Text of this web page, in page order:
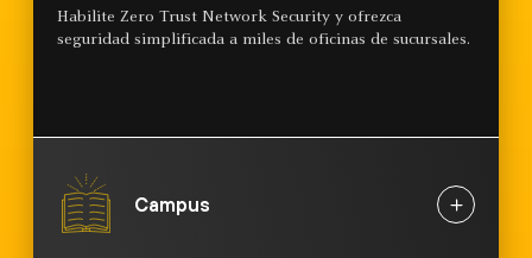
Habilite Zero Trust Network Security y ofrezca
seguridad simplificada a miles de oficinas de sucursales.
Campus